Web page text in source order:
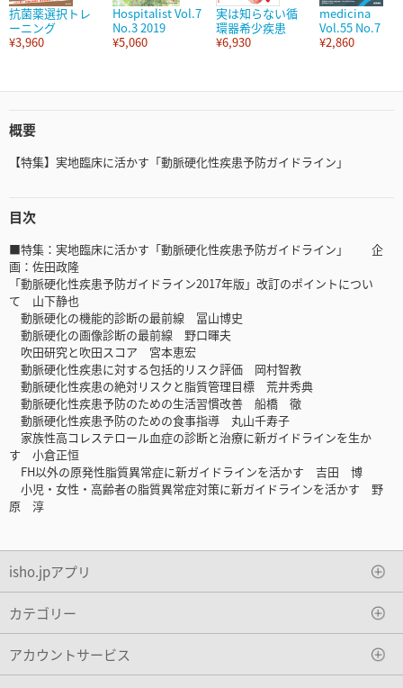
抗菌薬選択トレ
ーニング
¥3,960
Hospitalist Vol.7
No.3 2019
¥5,060
実は知らない循
環器希少疾患
¥6,930
medicina
Vol.55 No.7
¥2,860
概要
【特集】実地臨床に活かす「動脈硬化性疾患予防ガイドライン」
目次
■特集：実地臨床に活かす「動脈硬化性疾患予防ガイドライン」 企
画：佐田政隆
「動脈硬化性疾患予防ガイドライン2017年版」改訂のポイントについ
て 山下静也
動脈硬化の機能的診断の最前線 冨山博史
動脈硬化の画像診断の最前線 野口暉夫
吹田研究と吹田スコア 宮本恵宏
動脈硬化性疾患に対する包括的リスク評価 岡村智教
動脈硬化性疾患の絶対リスクと脂質管理目標 荒井秀典
動脈硬化性疾患予防のための生活習慣改善 船橋 徹
動脈硬化性疾患予防のための食事指導 丸山千寿子
家族性高コレステロール血症の診断と治療に新ガイドラインを生か
す 小倉正恒
FH以外の原発性脂質異常症に新ガイドラインを活かす 吉田 博
小児・女性・高齢者の脂質異常症対策に新ガイドラインを活かす 野
原 淳
isho.jpアプリ
カテゴリー
アカウントサービス